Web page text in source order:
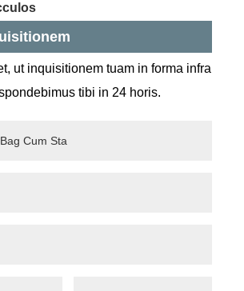
ut inquisitionem tuam in forma infra
tibi in 24 horis.